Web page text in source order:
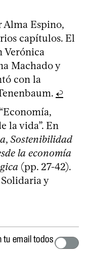
Espino,
capítulos. El
Verónica
Machado y
con la
↩
la vida”. En
, Sostenibilidad
la economía
(pp. 27-42).
y
tu email todos